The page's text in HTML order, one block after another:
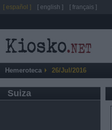
Hemeroteca 26/Jul/2016
Suiza
[ español ] [ english ] [ français ]